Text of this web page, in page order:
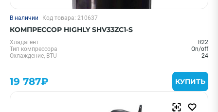
Смотреть все фильтры
В наличии Код товара: 210637
КОМПРЕССОР HIGHLY SHV33ZC1-S
Хладагент
R22
Тип компрессора
On/off
Охлаждение, BTU
24
19 787₽ КУПИТЬ